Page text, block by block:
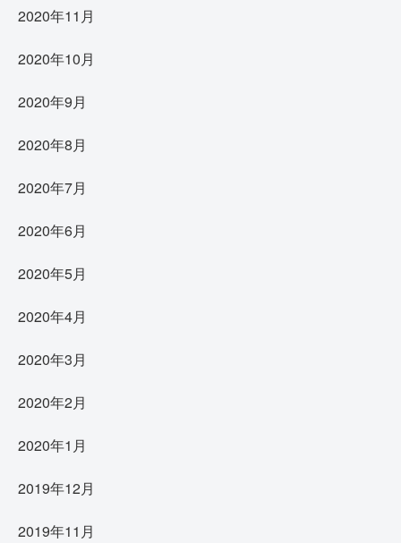
2020年11月
2020年10月
2020年9月
2020年8月
2020年7月
2020年6月
2020年5月
2020年4月
2020年3月
2020年2月
2020年1月
2019年12月
2019年11月